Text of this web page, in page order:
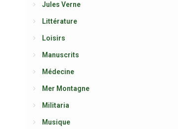
Jules Verne
Littérature
Loisirs
Manuscrits
Médecine
Mer Montagne
Militaria
Musique